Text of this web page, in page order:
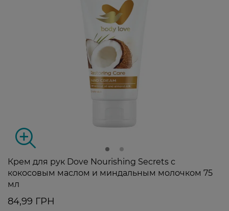
Крем для рук Dove Nourishing Secrets с
кокосовым маслом и миндальным молочком 75
мл
84,99 ГРН